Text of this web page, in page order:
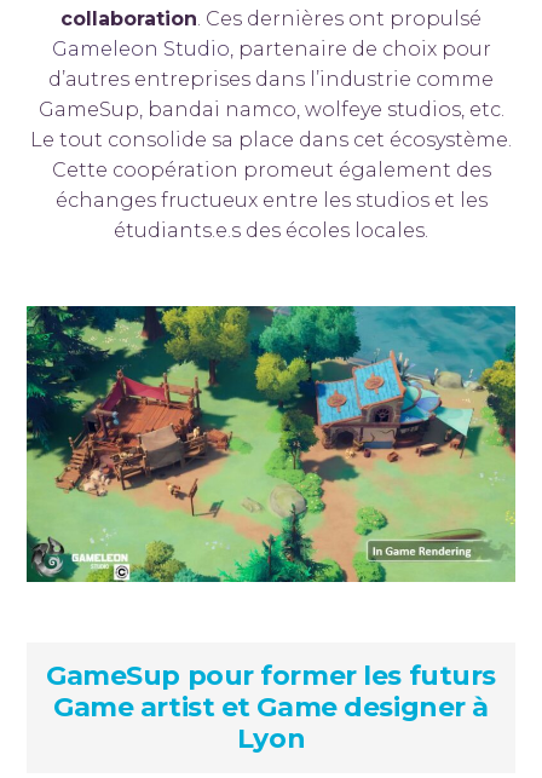
collaboration . Ces dernières ont propulsé
Gameleon Studio , partenaire de choix pour
d’autres entreprises dans l’industrie comme
GameSup, bandai namco, wolfeye studios, etc.
Le tout consolide sa place dans cet écosystème.
Cette coopération promeut également des
échanges fructueux entre les studios et les
étudiants.e.s des écoles locales.
GameSup pour former les futurs
Game artist et Game designer à
Lyon